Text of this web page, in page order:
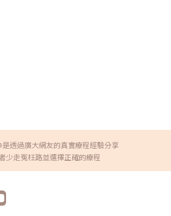
是透過廣大網友的真實療程經驗分享
少走冤枉路並選擇正確的療程